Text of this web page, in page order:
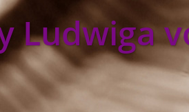
Ludwiga